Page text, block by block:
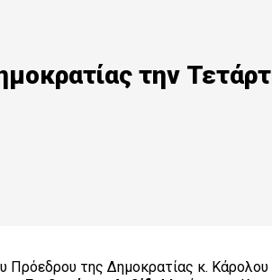
την
Πρόεδρου της Δημοκρατίας κ. Κάρολου